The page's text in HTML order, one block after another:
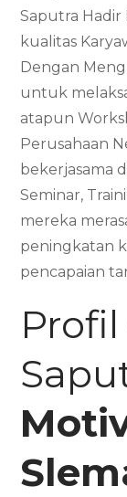
Saputra
kualitas
Dengan
untuk
atapun
Perusahaan
bekerjasama
Seminar,
mereka
peningkatan
pencapaian